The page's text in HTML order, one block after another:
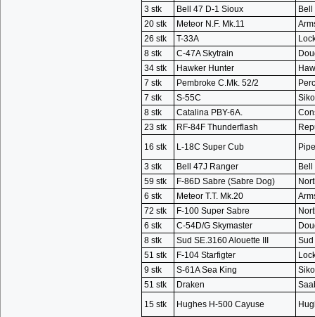
3 stk
Bell 47 D-1 Sioux
20 stk
Meteor N.F. Mk.11
26 stk
T-33A
8 stk
C-47A Skytrain
34 stk
Hawker Hunter
7 stk
Pembroke C.Mk. 52/2
7 stk
S-55C
8 stk
Catalina PBY-6A.
23 stk
RF-84F Thunderflash
16 stk
L-18C Super Cub
3 stk
Bell 47J Ranger
59 stk
F-86D Sabre (Sabre Dog)
6 stk
Meteor T.T. Mk.20
72 stk
F-100 Super Sabre
6 stk
C-54D/G Skymaster
8 stk
Sud SE.3160 Alouette III
Sud
51 stk
F-104 Starfigter
9 stk
S-61A Sea King
51 stk
Draken
15 stk
Hughes H-500 Cayuse